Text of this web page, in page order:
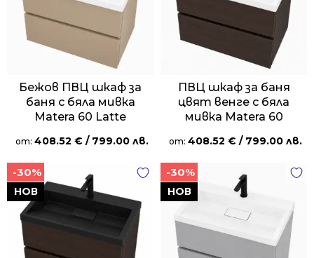
Бежов ПВЦ шкаф за
баня с бяла мивка
Matera 60 Latte
от: 408.52 € / 799.00 лв.
ПВЦ шкаф за баня
цвят венге с бяла
мивка Matera 60
от: 408.52 € / 799.00 лв.
НОВ
-30%
НОВ
-30%